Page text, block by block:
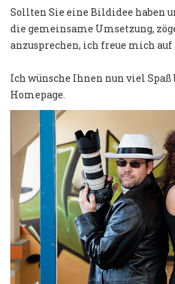
Sollten Sie eine Bildidee haben
die gemeinsame Umsetzung,
anzusprechen, ich freue mich
Ich wünsche Ihnen nun viel
Homepage.